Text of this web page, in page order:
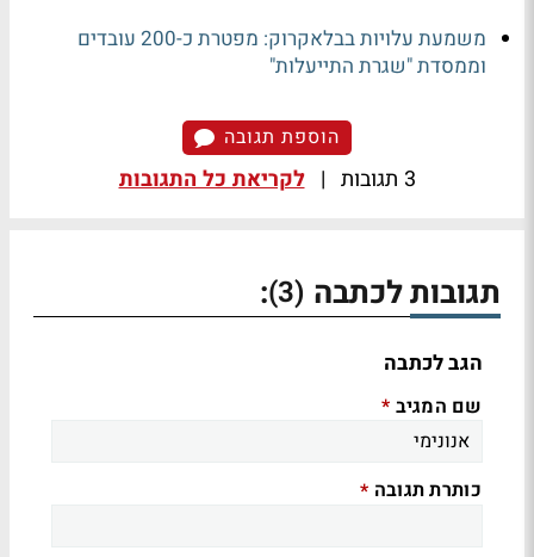
משמעת עלויות בבלאקרוק: מפטרת כ-200 עובדים
וממסדת "שגרת התייעלות"
הוספת תגובה
3 תגובות | לקריאת כל התגובות
תגובות לכתבה (3)
:
הגב לכתבה
שם המגיב *
כותרת תגובה *